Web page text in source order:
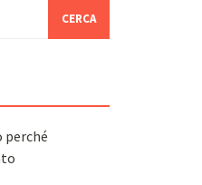
perché